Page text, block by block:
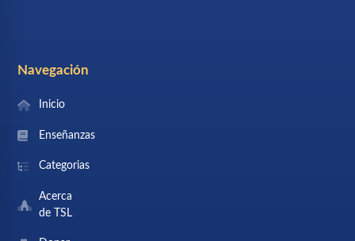
Navegación
Inicio
Enseñanzas
Categorias
Acerca
de TSL